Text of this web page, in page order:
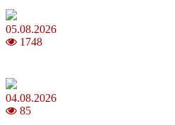
05.08.2026
1748
04.08.2026
85